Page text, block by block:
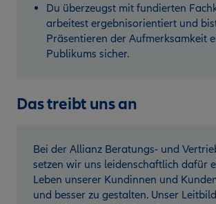
Du überzeugst mit fundierten
arbeitest ergebnisorientiert und
Präsentieren der Aufmerksamkeit
Publikums sicher.
Das treibt uns an
Bei der Allianz Beratungs- und
setzen wir uns leidenschaftlich dafür
Leben unserer Kundinnen und
und besser zu gestalten. Unser